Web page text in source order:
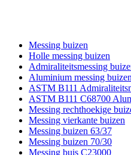
Messing buizen
Holle messing buizen
Admiraliteitsmessing
Aluminium messing
ASTM B111
ASTM B111 C68700
Messing rechthoekige
Messing vierkante buizen
Messing buizen 63/37
Messing buizen 70/30
Messing buis C23000